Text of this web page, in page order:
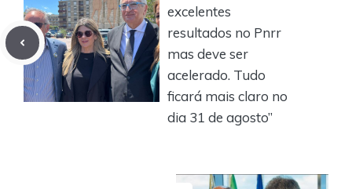
excelentes
resultados no Pnrr
mas deve ser
acelerado. Tudo
ficará mais claro no
dia 31 de agosto”